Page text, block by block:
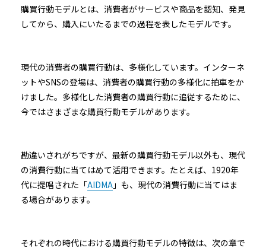
購買行動モデルとは、消費者がサービスや商品を認知、発見
してから、購入にいたるまでの過程を表したモデルです。
現代の消費者の購買行動は、多様化しています。インターネ
ットやSNSの登場は、消費者の購買行動の多様化に拍車をか
けました。多様化した消費者の購買行動に追従するために、
今ではさまざまな購買行動モデルがあります。
勘違いされがちですが、最新の購買行動モデル以外も、現代
の消費行動に当てはめて活用できます。たとえば、1920年
代に提唱された「AIDMA 」も、現代の消費行動に当てはま
る場合があります。
それぞれの時代における購買行動モデルの特徴は、次の章で